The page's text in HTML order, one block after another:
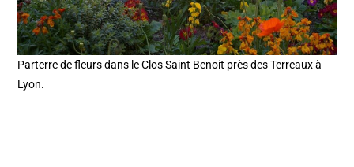
Parterre de fleurs dans le Clos Saint Benoit près des Terreaux à
Lyon.